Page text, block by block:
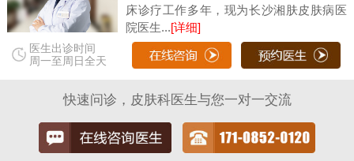
医生出诊时间
周一至周日全天
床诊疗工作多年，现为长沙湘肤皮肤病医
院医生...[详细]
快速问诊，皮肤科医生与您一对一交流